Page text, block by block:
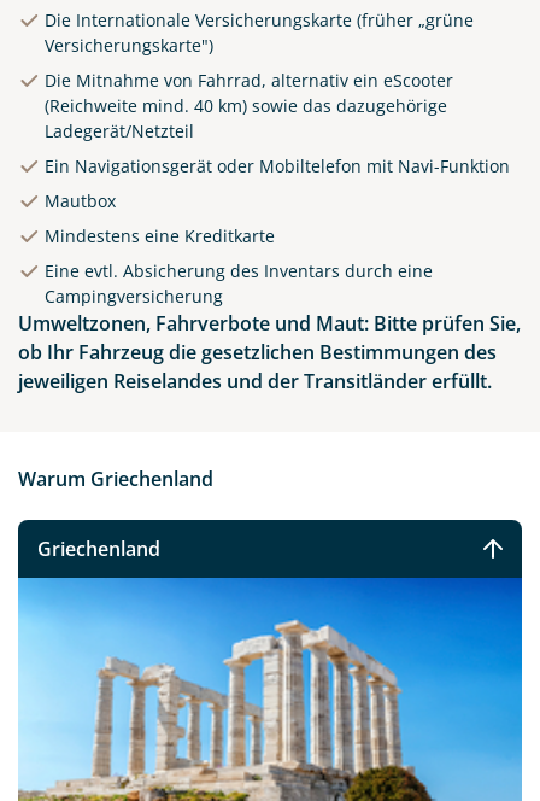
Die Internationale Versicherungskarte (früher „grüne
Versicherungskarte")
Die Mitnahme von Fahrrad, alternativ ein eScooter
(Reichweite mind. 40 km) sowie das dazugehörige
Ladegerät/Netzteil
Ein Navigationsgerät oder Mobiltelefon mit Navi-Funktion
Mautbox
Mindestens eine Kreditkarte
Eine evtl. Absicherung des Inventars durch eine
Campingversicherung
Umweltzonen, Fahrverbote und Maut: Bitte prüfen Sie,
ob Ihr Fahrzeug die gesetzlichen Bestimmungen des
jeweiligen Reiselandes und der Transitländer erfüllt.
Warum Griechenland
Griechenland